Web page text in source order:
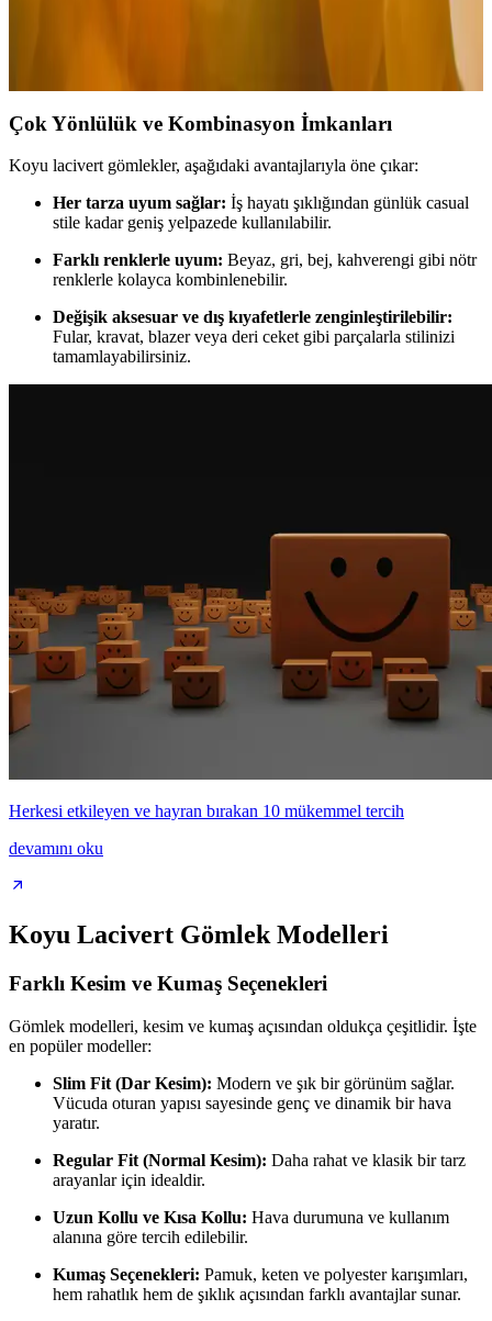
Beyaz deri ceketler, şıklık ve çok yönlülüğüyle erkek modasında
öne çıkar. Kombinasyon ipuçları ve bakım önerileriyle stilinizi
Çok Yönlülük ve Kombinasyon İmkanları
Koyu lacivert gömlekler, aşağıdaki avantajlarıyla öne çıkar:
Her tarza uyum sağlar: İş hayatı şıklığından günlük casual
stile kadar geniş yelpazede kullanılabilir.
Farklı renklerle uyum: Beyaz, gri, bej, kahverengi gibi nötr
renklerle kolayca kombinlenebilir.
Değişik aksesuar ve dış kıyafetlerle zenginleştirilebilir:
Fular, kravat, blazer veya deri ceket gibi parçalarla stilinizi
tamamlayabilirsiniz.
Herkesi etkileyen ve hayran bırakan 10 mükemmel tercih
devamını oku
Koyu Lacivert Gömlek Modelleri
Farklı Kesim ve Kumaş Seçenekleri
Gömlek modelleri, kesim ve kumaş açısından oldukça çeşitlidir. İşte
en popüler modeller:
Slim Fit (Dar Kesim): Modern ve şık bir görünüm sağlar.
Vücuda oturan yapısı sayesinde genç ve dinamik bir hava
yaratır.
Regular Fit (Normal Kesim): Daha rahat ve klasik bir tarz
arayanlar için idealdir.
Uzun Kollu ve Kısa Kollu: Hava durumuna ve kullanım
alanına göre tercih edilebilir.
Kumaş Seçenekleri: Pamuk, keten ve polyester karışımları,
hem rahatlık hem de şıklık açısından farklı avantajlar sunar.